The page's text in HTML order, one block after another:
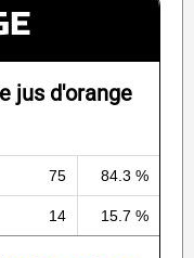
jus d'orange
75 84.3 %
14 15.7 %